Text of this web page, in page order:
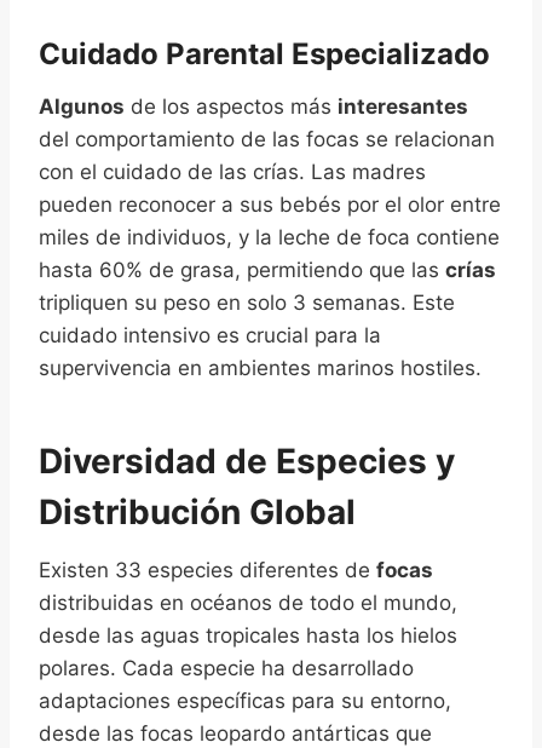
Cuidado Parental Especializado
Algunos de los aspectos más interesantes
del comportamiento de las focas se relacionan
con el cuidado de las crías. Las madres
pueden reconocer a sus bebés por el olor entre
miles de individuos, y la leche de foca contiene
hasta 60% de grasa, permitiendo que las crías
tripliquen su peso en solo 3 semanas. Este
cuidado intensivo es crucial para la
supervivencia en ambientes marinos hostiles.
Diversidad de Especies y
Distribución Global
Existen 33 especies diferentes de focas
distribuidas en océanos de todo el mundo,
desde las aguas tropicales hasta los hielos
polares. Cada especie ha desarrollado
adaptaciones específicas para su entorno,
desde las focas leopardo antárticas que